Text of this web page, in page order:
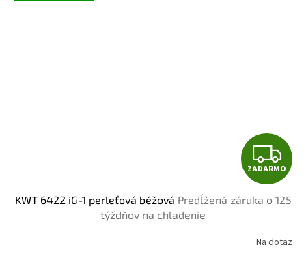
Z
A
D
A
ZADARMO
KWT 6422 iG-1 perleťová béžová Predĺžená záruka o 125
týždňov na chladenie
Na dotaz